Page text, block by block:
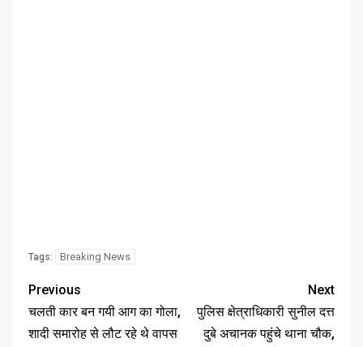
Tags: Breaking News
Previous
चलती कार बन गयी आग का गोला,
शादी समारोह से लौट रहे थे वापस
Next
पुलिस क्षेत्राधिकारी सुनील दत्त
दुबे अचानक पहुंचे थाना चौक,